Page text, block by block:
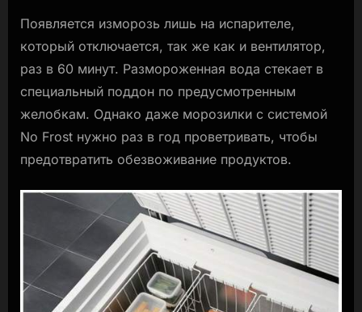
Появляется изморозь лишь на испарителе,
который отключается, так же как и вентилятор,
раз в 60 минут. Размороженная вода стекает в
специальный поддон по предусмотренным
желобкам. Однако даже морозилки с системой
No Frost нужно раз в год проветривать, чтобы
предотвратить обезвоживание продуктов.